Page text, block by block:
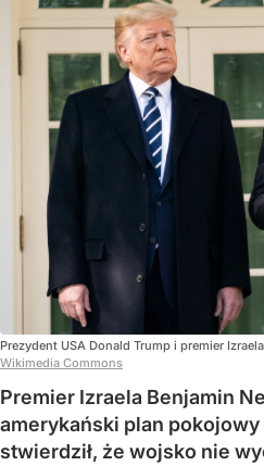
Prezydent USA Donald Trump i premier
Wikimedia Commons
Premier Izraela Benjamin
amerykański plan
stwierdził, że wojsko nie